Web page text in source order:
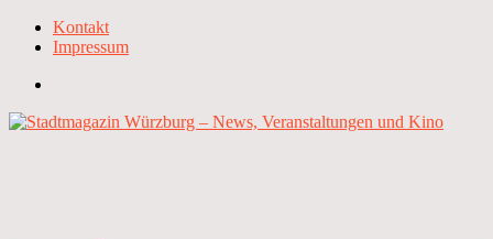
Kontakt
Impressum